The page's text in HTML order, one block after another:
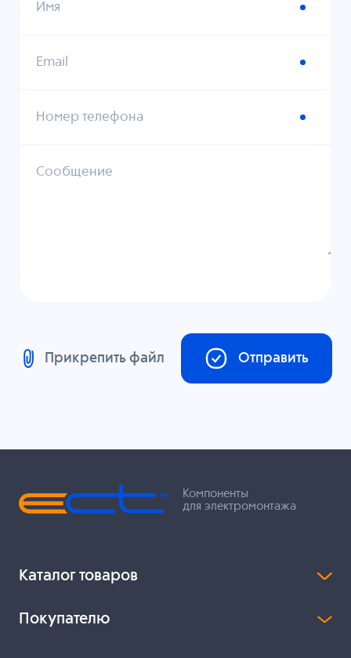
Имя
Email
Номер телефона
Сообщение
Прикрепить файл Отправить
Компоненты
для электромонтажа
Каталог товаров
Покупателю